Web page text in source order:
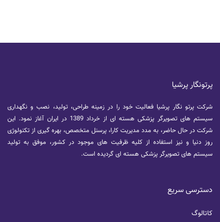
پرتونگار پرشیا
شرکت پرتو نگار پرشیا فعالیت خود را در زمینه طراحی، تولید، نصب و نگهداری
سیستم های تصویرگر پزشکی هسته ای از خرداد 1389 در ایران آغاز نمود. این
شرکت در حال حاضر، به مدد مدیریت کارا، پرسنل متخصص، بهره گیری از تکنولوژی
روز دنیا و نیز استفاده از کلیه ظرفیت های موجود در کشور، موفق به تولید
سیستم های تصویرگر پزشکی هسته ای گردیده است.
دسترسی سریع
کاتالوگ